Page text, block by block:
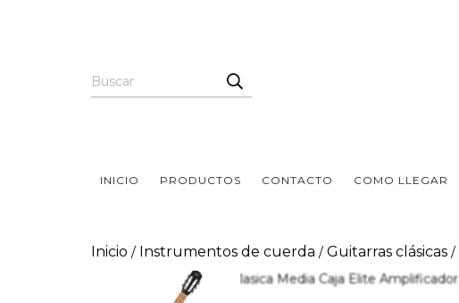
INICIO PRODUCTOS CONTACTO COMO LLEGAR
Inicio / Instrumentos de cuerda / Guitarras clásicas /